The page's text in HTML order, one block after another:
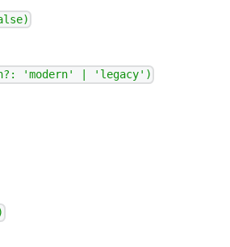
'modern' | 'legacy')